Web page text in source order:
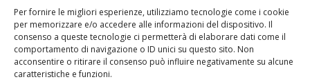
Per fornire le migliori esperienze, utilizziamo tecnologie come i cookie
per memorizzare e/o accedere alle informazioni del dispositivo. Il
consenso a queste tecnologie ci permetterà di elaborare dati come il
comportamento di navigazione o ID unici su questo sito. Non
acconsentire o ritirare il consenso può influire negativamente su alcune
caratteristiche e funzioni.
E finché i droni voleranno più in alto della diplomazia,
la pace resterà a terra.
Come ci ha rivelato un missionario da
Bamako: “Abbiamo bisogno di voci, non di velivoli. La